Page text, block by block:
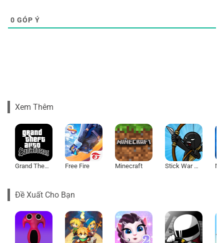
0 GÓP Ý
Xem Thêm
Grand Theft Auto: San Andreas Free Fire Minecraft Stick War Legacy
Đề Xuất Cho Bạn